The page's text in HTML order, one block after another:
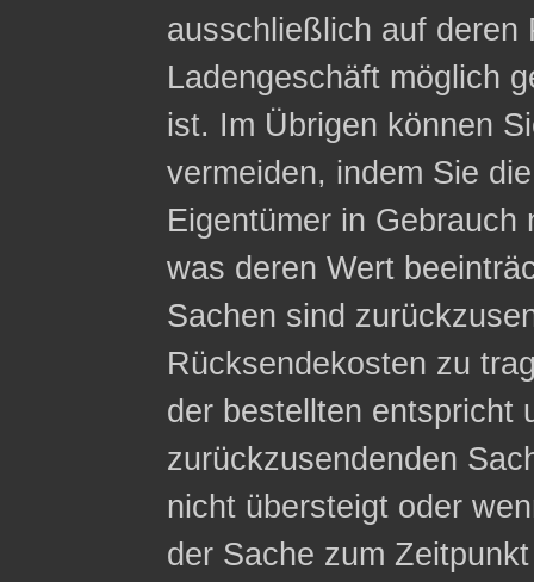
ausschließlich auf deren
Ladengeschäft möglich
ist. Im Übrigen können
vermeiden, indem Sie
Eigentümer in
was deren Wert
Sachen sind
Rücksendekosten zu
der bestellten entspricht
zurückzusendenden
nicht übersteigt oder
der Sache zum